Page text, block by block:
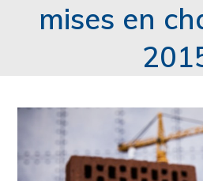
mises en